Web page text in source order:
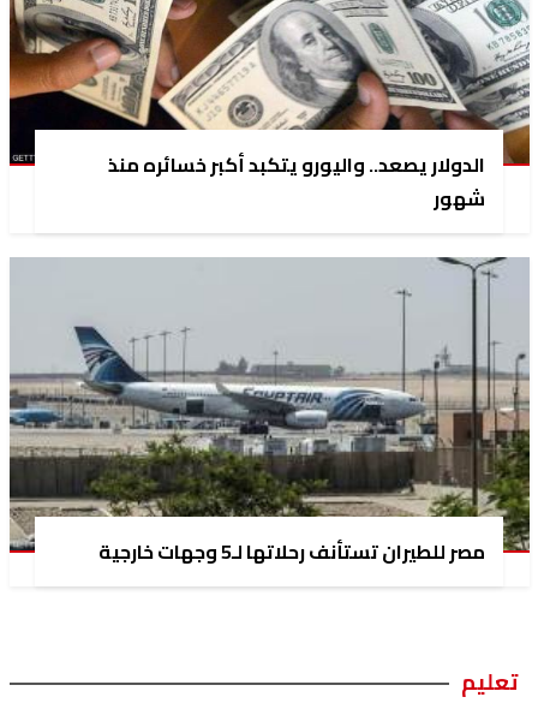
الدولار يصعد.. واليورو يتكبد أكبر خسائره منذ
شهور
مصر للطيران تستأنف رحلاتها لـ5 وجهات خارجية
تعليم